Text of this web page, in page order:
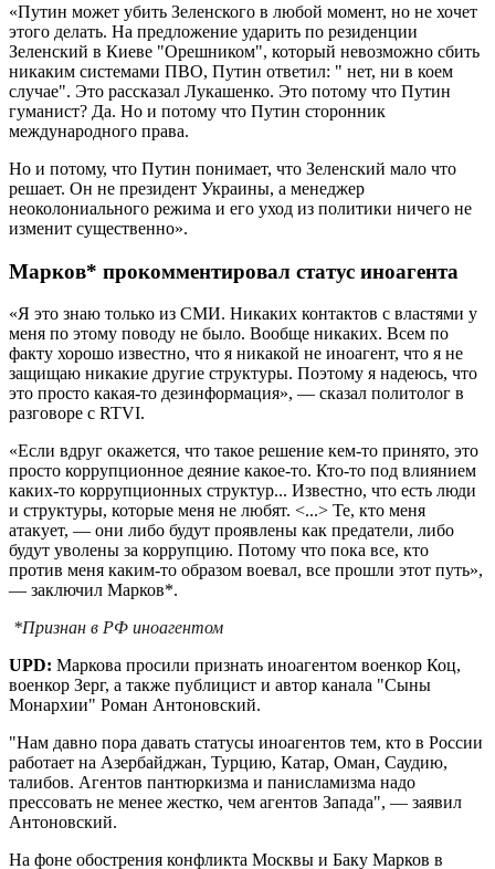
«Путин может убить Зеленского в любой момент, но не хочет
этого делать. На предложение ударить по резиденции
Зеленский в Киеве "Орешником", который невозможно сбить
никаким системами ПВО, Путин ответил: " нет, ни в коем
случае". Это рассказал Лукашенко. Это потому что Путин
гуманист? Да. Но и потому что Путин сторонник
международного права.
Но и потому, что Путин понимает, что Зеленский мало что
решает. Он не президент Украины, а менеджер
неоколониального режима и его уход из политики ничего не
изменит существенно».
Марков* прокомментировал статус иноагента
«Я это знаю только из СМИ. Никаких контактов с властями у
меня по этому поводу не было. Вообще никаких. Всем по
факту хорошо известно, что я никакой не иноагент, что я не
защищаю никакие другие структуры. Поэтому я надеюсь, что
это просто какая-то дезинформация», — сказал политолог в
разговоре с RTVI.
«Если вдруг окажется, что такое решение кем-то принято, это
просто коррупционное деяние какое-то. Кто-то под влиянием
каких-то коррупционных структур... Известно, что есть люди
и структуры, которые меня не любят. <...> Те, кто меня
атакует, — они либо будут проявлены как предатели, либо
будут уволены за коррупцию. Потому что пока все, кто
против меня каким-то образом воевал, все прошли этот путь»,
— заключил Марков*.
*Признан в РФ иноагентом
UPD: Маркова просили признать иноагентом военкор Коц,
военкор Зерг, а также публицист и автор канала "Сыны
Монархии" Роман Антоновский.
"Нам давно пора давать статусы иноагентов тем, кто в России
работает на Азербайджан, Турцию, Катар, Оман, Саудию,
талибов. Агентов пантюркизма и панисламизма надо
прессовать не менее жестко, чем агентов Запада", — заявил
Антоновский.
На фоне обострения конфликта Москвы и Баку Марков в